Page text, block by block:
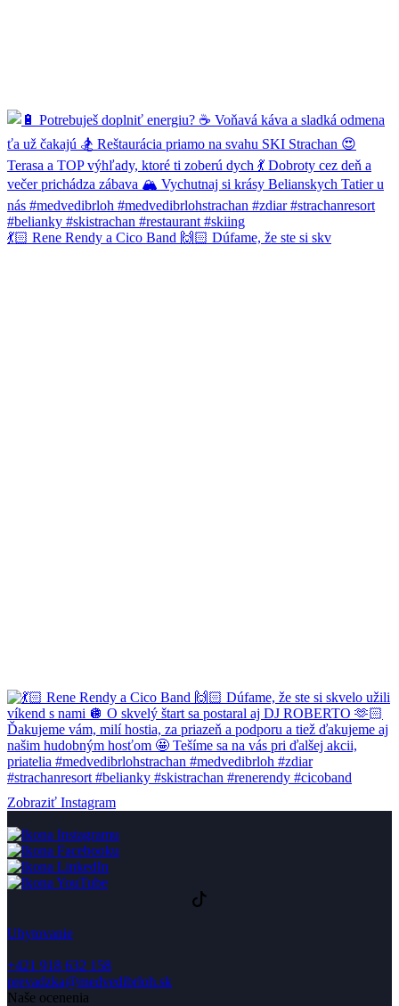
💃🏻 Rene Rendy a Cico Band 🙌🏻 Dúfame, že ste si skv
Zobraziť Instagram
Ubytovanie
+421 918 632 158
prevadzka@medvedibrloh.sk
Naše ocenenia